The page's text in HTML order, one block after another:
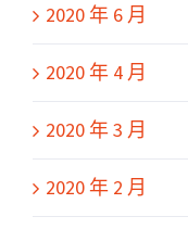
2020 年 6 月
2020 年 4 月
2020 年 3 月
2020 年 2 月